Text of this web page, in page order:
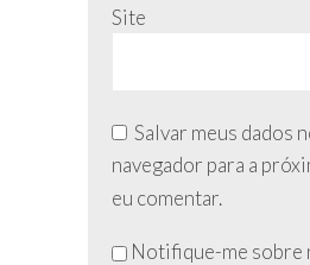
Site
Salvar meus dados
navegador para a
eu comentar.
NãoNotifique-me sobre